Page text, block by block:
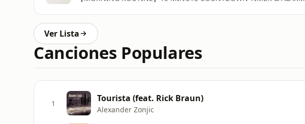
Ver Lista
Canciones Populares
1 Tourista (feat. Rick Braun)
Alexander Zonjic